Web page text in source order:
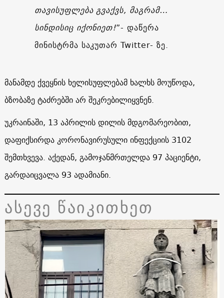
თავისუფლება გვაქვს, მაგრამ…
სინდისიც იქონიეთ!”- დაწერა
მინისტრმა საკუთარ Twitter- ზე.
მანამდე ქვეყნის ხელისუფლებამ ხალხს მოუწოდა,
ბზობაზე ტაძრებში არ შეკრებილიყვნენ.
უკრაინაში, 13 აპრილის დილის მდგომარეობით,
დაფიქსირდა კორონავირუსული ინფექციის 3102
შემთხვევა. აქედან, გამოჯანმრთელდა 97 პაციენტი,
გარდაიცვალა 93 ადამიანი.
ასევე წაიკითხეთ